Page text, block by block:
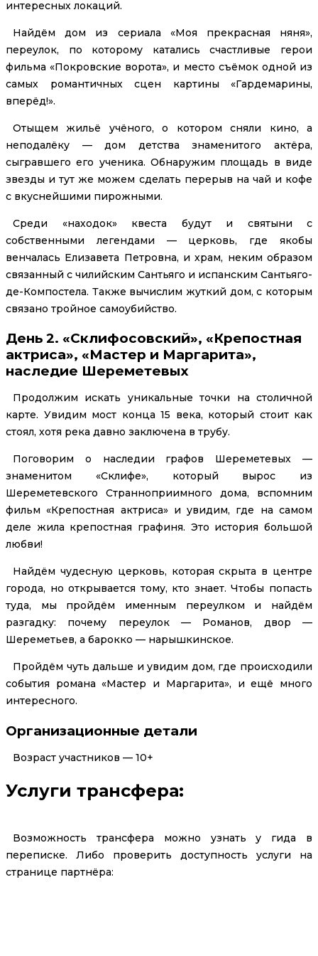
интересных локаций.
Найдём дом из сериала «Моя прекрасная няня»,
переулок, по которому катались счастливые герои
фильма «Покровские ворота», и место съёмок одной из
самых романтичных сцен картины «Гардемарины,
вперёд!».
Отыщем жильё учёного, о котором сняли кино, а
неподалёку — дом детства знаменитого актёра,
сыгравшего его ученика. Обнаружим площадь в виде
звезды и тут же можем сделать перерыв на чай и кофе
с вкуснейшими пирожными.
Среди «находок» квеста будут и святыни с
собственными легендами — церковь, где якобы
венчалась Елизавета Петровна, и храм, неким образом
связанный с чилийским Сантьяго и испанским Сантьяго-
де-Компостела. Также вычислим жуткий дом, с которым
связано тройное самоубийство.
День 2. «Склифосовский», «Крепостная
актриса», «Мастер и Маргарита»,
наследие Шереметевых
Продолжим искать уникальные точки на столичной
карте. Увидим мост конца 15 века, который стоит как
стоял, хотя река давно заключена в трубу.
Поговорим о наследии графов Шереметевых —
знаменитом «Склифе», который вырос из
Шереметевского Странноприимного дома, вспомним
фильм «Крепостная актриса» и увидим, где на самом
деле жила крепостная графиня. Это история большой
любви!
Найдём чудесную церковь, которая скрыта в центре
города, но открывается тому, кто знает. Чтобы попасть
туда, мы пройдём именным переулком и найдём
разгадку: почему переулок — Романов, двор —
Шереметьев, а барокко — нарышкинское.
Пройдём чуть дальше и увидим дом, где происходили
события романа «Мастер и Маргарита», и ещё много
интересного.
Организационные детали
Возраст участников — 10+
Услуги трансфера:
Возможность трансфера можно узнать у гида в
переписке. Либо проверить доступность услуги на
странице партнёра: